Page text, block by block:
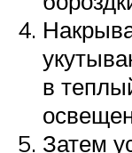
в
Затем